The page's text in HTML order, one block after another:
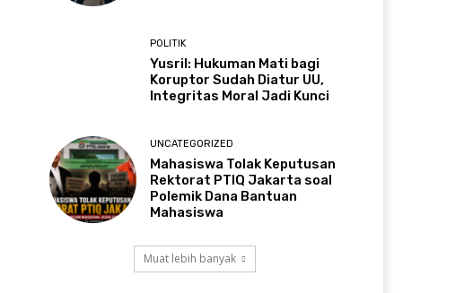
POLITIK
Yusril: Hukuman Mati bagi
Koruptor Sudah Diatur UU,
Integritas Moral Jadi Kunci
UNCATEGORIZED
Mahasiswa Tolak Keputusan
Rektorat PTIQ Jakarta soal
Polemik Dana Bantuan
Mahasiswa
Muat lebih banyak